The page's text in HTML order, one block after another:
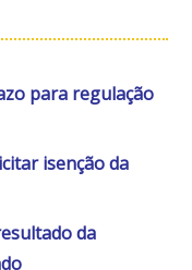
para regulação
isenção da
da